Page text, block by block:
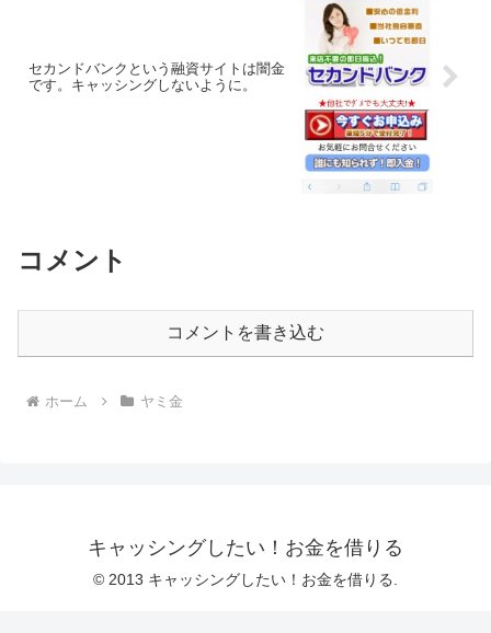
セカンドバンクという融資サイトは闇金
です。キャッシングしないように。
コメント
コメントを書き込む
ホーム ヤミ金
キャッシングしたい！お金を借りる
© 2013 キャッシングしたい！お金を借りる.